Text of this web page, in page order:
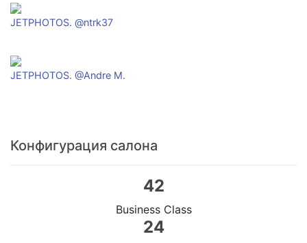
JETPHOTOS. @ntrk37
JETPHOTOS. @Andre M.
Конфигурация салона
42
Business Class
24